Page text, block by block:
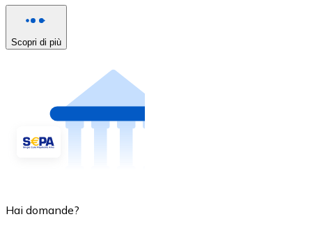
Scopri di più
Hai domande?